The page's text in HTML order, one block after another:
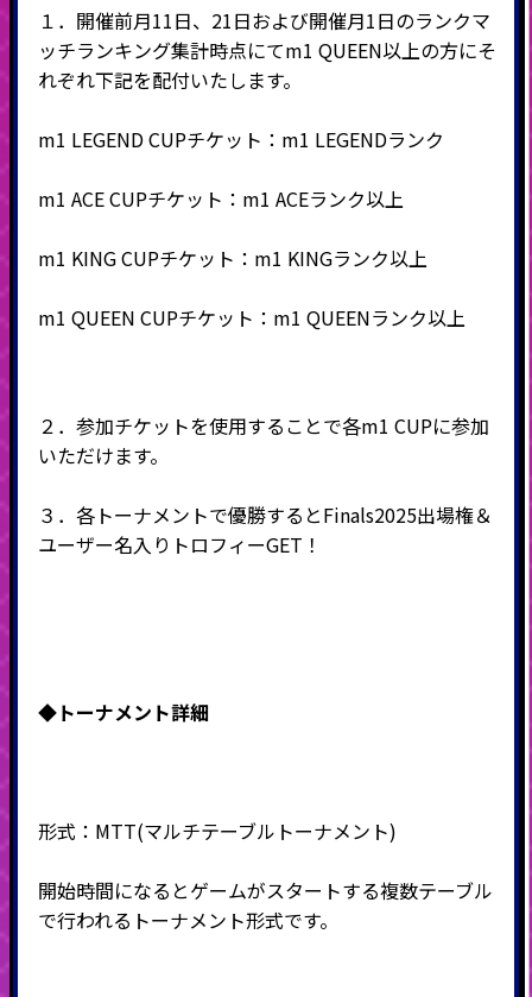
１． 開催前月11日、21日および開催月1日のランクマ
ッチランキング集計時点にてm1 QUEEN以上の方にそ
れぞれ下記を配付いたします。
m1 LEGEND CUPチケット：m1 LEGENDランク
m1 ACE CUPチケット：m1 ACEランク以上
m1 KING CUPチケット：m1 KINGランク以上
m1 QUEEN CUPチケット：m1 QUEENランク以上
２．参加チケットを使用することで各m1 CUPに参加
いただけます。
３．各トーナメントで優勝するとFinals2025出場権＆
ユーザー名入りトロフィーGET！
◆トーナメント詳細
形式： MTT(マルチテーブルトーナメント)
開始時間になるとゲームがスタートする複数テーブル
で行われるトーナメント形式です。